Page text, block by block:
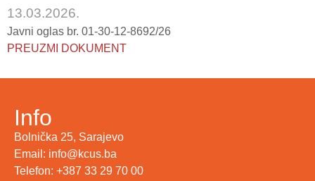
13.03.2026.
Javni oglas br. 01-30-12-8692/26
PREUZMI DOKUMENT
Info
Bolnička 25, Sarajevo
Email: info@kcus.ba
Telefon: +387 33 29 70 00